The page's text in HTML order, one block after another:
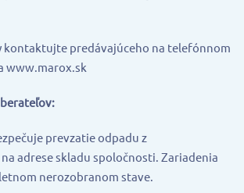
kontaktujte predávajúceho na telefónnom
www.marox.sk
prevzatie odpadu z
adrese skladu spoločnosti. Zariadenia
nerozobranom stave.